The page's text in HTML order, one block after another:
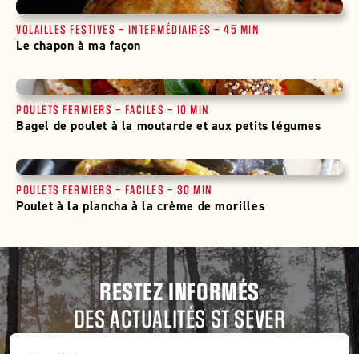
VOLAILLES FESTIVES – INTERMÉDIAIRES – 45 MIN
Le chapon à ma façon
POULETS FERMIERS – FACILES – 10 MIN
Bagel de poulet à la moutarde et aux petits légumes
POULETS FERMIERS – FACILES – 30 MIN
Poulet à la plancha à la crème de morilles
RESTEZ INFORMÉS
DES ACTUALITÉS ST SEVER